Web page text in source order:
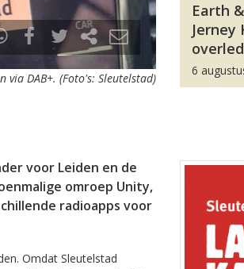
DAB+. (Foto's: Sleutelstad)
voor Leiden en de
omroep Unity,
radioapps voor
Omdat Sleutelstad
Earth
Jerney
6